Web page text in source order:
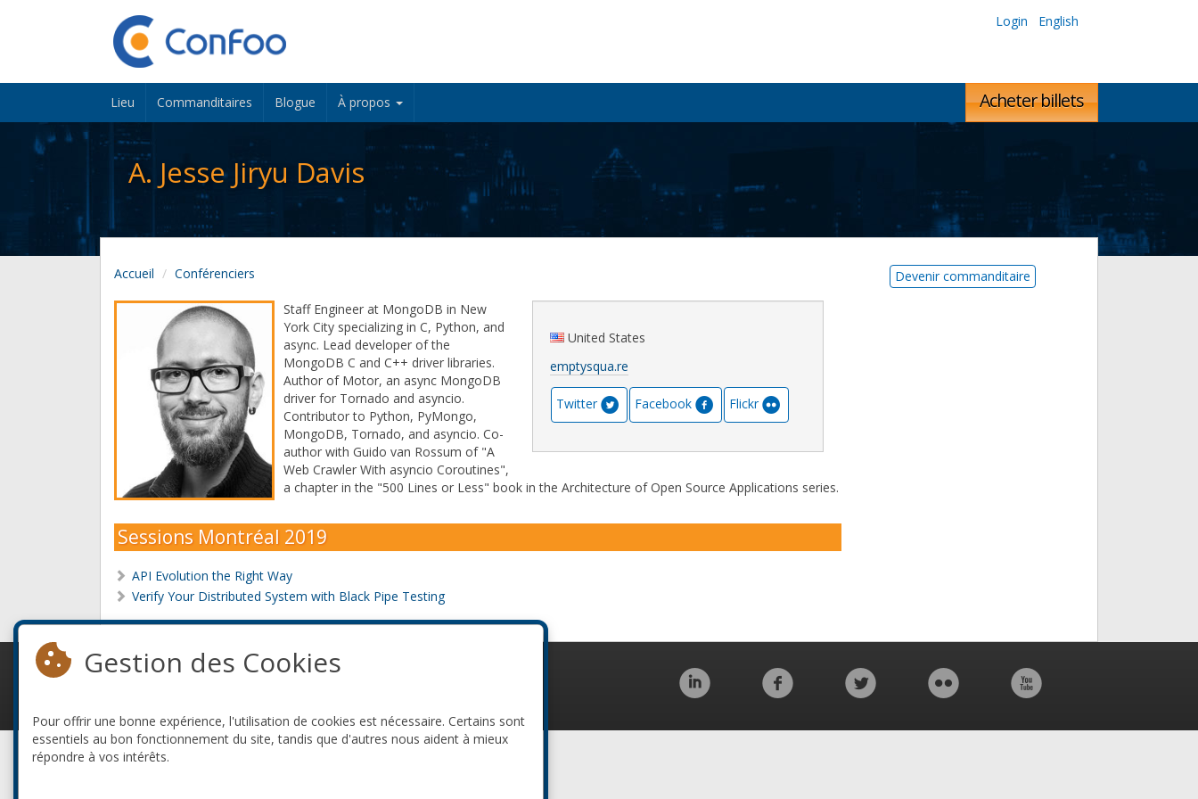
Login English
Lieu Commanditaires Blogue À propos Acheter billets
A. Jesse Jiryu Davis
Accueil Conférenciers
United States
emptysqua.re
Twitter Facebook Flickr
Staff Engineer at MongoDB in New
York City specializing in C, Python, and
async. Lead developer of the
MongoDB C and C++ driver libraries.
Author of Motor, an async MongoDB
driver for Tornado and asyncio.
Contributor to Python, PyMongo,
MongoDB, Tornado, and asyncio. Co-
author with Guido van Rossum of "A
Web Crawler With asyncio Coroutines",
a chapter in the "500 Lines or Less" book in the Architecture of Open Source Applications series.
Sessions Montréal 2019
API Evolution the Right Way
Verify Your Distributed System with Black Pipe Testing
Devenir commanditaire
© 2010-2026 ConFoo. Tous droits réservés.
Gestion des Cookies
Pour offrir une bonne expérience, l'utilisation de cookies est nécessaire. Certains sont
essentiels au bon fonctionnement du site, tandis que d'autres nous aident à mieux
répondre à vos intérêts.